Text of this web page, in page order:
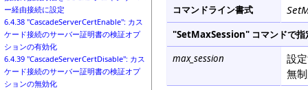
ー経由接続に設定
6.4.38 "CascadeServerCertEnable": カス
ケード接続のサーバー証明書の検証オプ
ションの有効化
6.4.39 "CascadeServerCertDisable": カス
ケード接続のサーバー証明書の検証オプ
ションの無効化
コマンドライン書式
"SetMaxSession" コマンドで指
max_session
設
無